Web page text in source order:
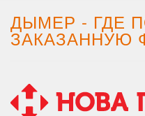
ДЫМЕР - ГДЕ
ЗАКАЗАННУЮ